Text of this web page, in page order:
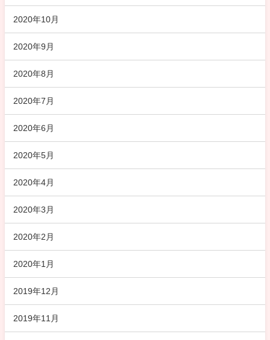
2020年10月
2020年9月
2020年8月
2020年7月
2020年6月
2020年5月
2020年4月
2020年3月
2020年2月
2020年1月
2019年12月
2019年11月